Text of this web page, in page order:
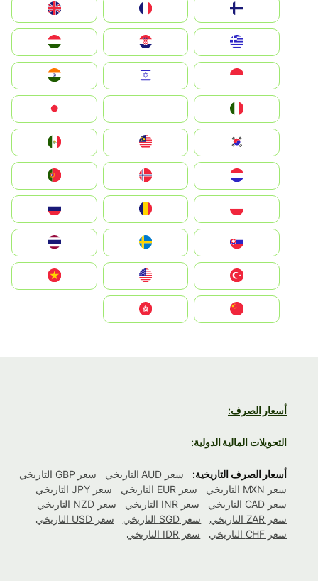
United Kingdom
Hrvatska
Magyarország
Indonesia
South Korea
Nederland
Portugal
România
Slovensko
United States
Vietnam
أسعار الصرف:
التحويلات المالية الدولية:
أسعار الصرف التاريخية: سعر AUD التاريخي
سعر GBP التاريخي
سعر MXN التاريخي
سعر EUR التاريخي
سعر JPY التاريخي
سعر CAD التاريخي
سعر INR التاريخي
سعر NZD التاريخي
سعر ZAR التاريخي
سعر SGD التاريخي
سعر USD التاريخي
سعر CHF التاريخي
سعر IDR التاريخي